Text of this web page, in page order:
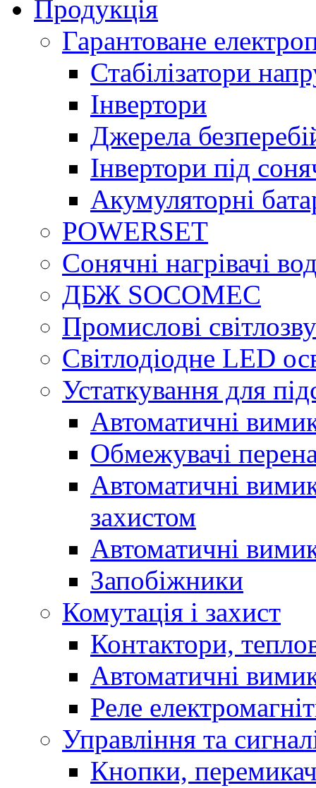
Продукція
Гарантоване
Стабілізатори
Інвертори
Джерела
Інвертори під
Акумуляторні
POWERSET
Сонячні нагрівачі
ДБЖ SOCOMEC
Промислові
Світлодіодне LED
Устаткування для
Автоматичні
Обмежувачі
Автоматичні
захистом
Автоматичні
Запобіжники
Комутація і захист
Контактори,
Автоматичні
Реле
Управління та
Кнопки,